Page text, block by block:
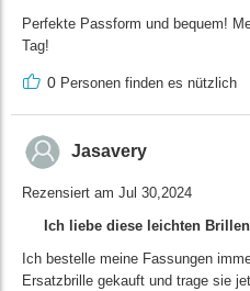
Perfekte Passform und bequem!
Tag!
0 Personen finden es nützlich
Jasavery
Rezensiert am Jul 30,2024
Ich liebe diese leichten
Ich bestelle meine Fassungen
Ersatzbrille gekauft und trage sie